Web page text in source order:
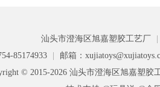
汕头市澄海区旭嘉塑胶工艺厂
85174933
邮箱：
© 2015-2026 汕头市澄海区旭嘉塑胶